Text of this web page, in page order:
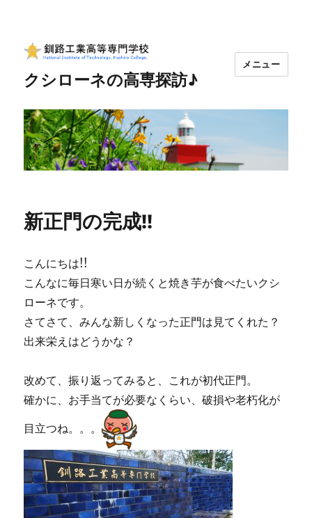
クシローネの高専探訪♪
メニュー
新正門の完成!!
こんにちは!!
こんなに毎日寒い日が続くと焼き芋が食べたいクシ
ローネです。
さてさて、みんな新しくなった正門は見てくれた？
出来栄えはどうかな？
改めて、振り返ってみると、これが初代正門。
確かに、お手当てが必要なくらい、破損や老朽化が
目立つね。。。